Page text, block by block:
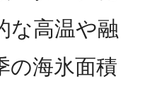
な高温や融
の海氷面積